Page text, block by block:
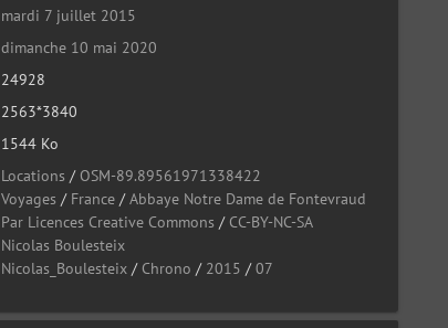
mardi 7 juillet 2015
dimanche 10 mai 2020
24928
2563*3840
1544 Ko
Locations / OSM-89.89561971338422
Voyages / France /Abbaye Notre Dame de Fontevraud
Par Licences Creative Commons / CC-BY-NC-SA
Nicolas Boulesteix
Nicolas_Boulesteix / Chrono / 2015 /07